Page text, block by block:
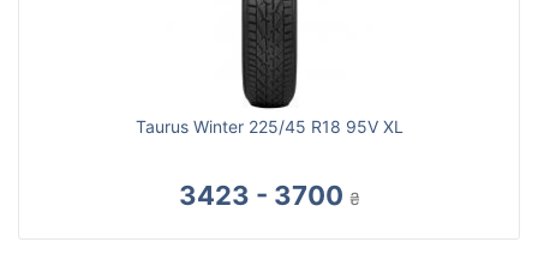
Taurus Winter 225/45 R18 95V XL
3423 - 3700 ₴